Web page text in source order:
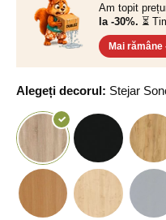
Am topit
la -30%. ⏳
Mai rămâne
Alegeți decorul: Stejar